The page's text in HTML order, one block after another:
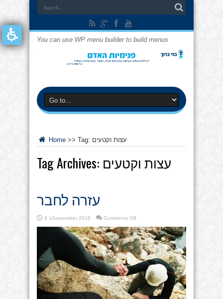
You can use WP menu builder to build menus
Home >> Tag: עצות וקטעים
Tag Archives: עצות וקטעים
עזרה לחבר
8 בSeptember 2015 Comments Offon
לחבר